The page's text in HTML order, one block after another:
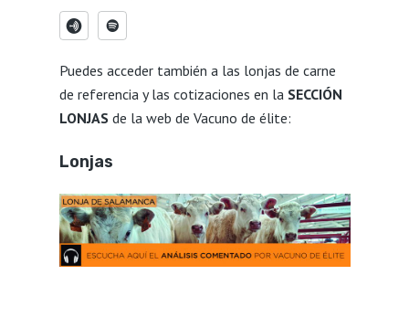
Puedes acceder también a las lonjas de carne
de referencia y las cotizaciones en la SECCIÓN
LONJAS de la web de Vacuno de élite:
Lonjas